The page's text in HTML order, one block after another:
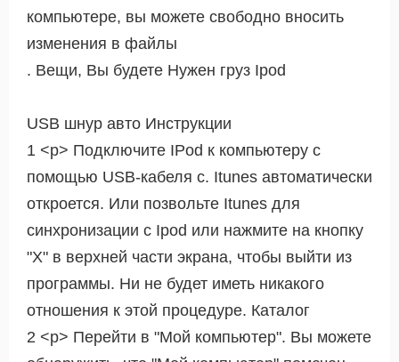
компьютере, вы можете свободно вносить
изменения в файлы
. Вещи, Вы будете Нужен груз Ipod
USB шнур авто Инструкции
1 <р> Подключите IPod к компьютеру с
помощью USB-кабеля с. Itunes автоматически
откроется. Или позвольте Itunes для
синхронизации с Ipod или нажмите на кнопку
"X" в верхней части экрана, чтобы выйти из
программы. Ни не будет иметь никакого
отношения к этой процедуре. Каталог
2 <р> Перейти в "Мой компьютер". Вы можете